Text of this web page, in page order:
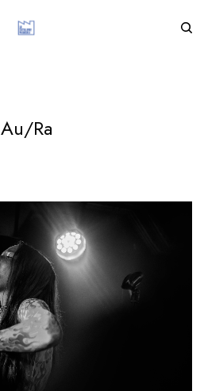
Au/Ra